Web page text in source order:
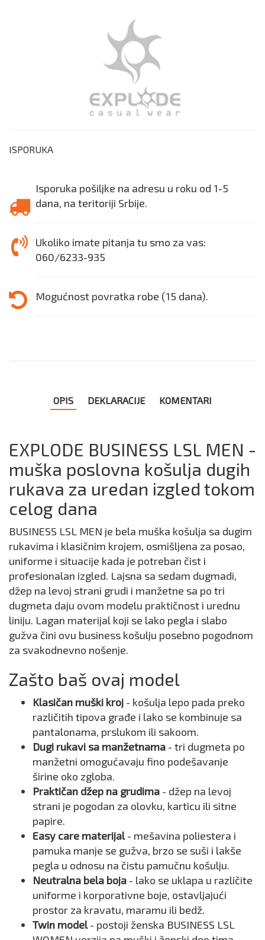
ISPORUKA
Isporuka pošiljke na adresu u roku od 1-5
dana, na teritoriji Srbije.
Ukoliko imate pitanja tu smo za vas:
060/6233-935
Mogućnost povratka robe (15 dana).
OPIS DEKLARACIJE KOMENTARI
EXPLODE BUSINESS LSL MEN -
muška poslovna košulja dugih
rukava za uredan izgled tokom
celog dana
BUSINESS LSL MEN je bela muška košulja sa dugim
rukavima i klasičnim krojem, osmišljena za posao,
uniforme i situacije kada je potreban čist i
profesionalan izgled. Lajsna sa sedam dugmadi,
džep na levoj strani grudi i manžetne sa po tri
dugmeta daju ovom modelu praktičnost i urednu
liniju. Lagan materijal koji se lako pegla i slabo
gužva čini ovu business košulju posebno pogodnom
za svakodnevno nošenje.
Zašto baš ovaj model
Klasičan muški kroj - košulja lepo pada preko
različitih tipova građe i lako se kombinuje sa
pantalonama, prslukom ili sakoom.
Dugi rukavi sa manžetnama - tri dugmeta po
manžetni omogućavaju fino podešavanje
širine oko zgloba.
Praktičan džep na grudima - džep na levoj
strani je pogodan za olovku, karticu ili sitne
papire.
Easy care materijal- mešavina poliestera i
pamuka manje se gužva, brzo se suši i lakše
pegla u odnosu na čistu pamučnu košulju.
Neutralna bela boja - lako se uklapa u različite
uniforme i korporativne boje, ostavljajući
prostor za kravatu, maramu ili bedž.
Twin model- postoji ženska BUSINESS LSL